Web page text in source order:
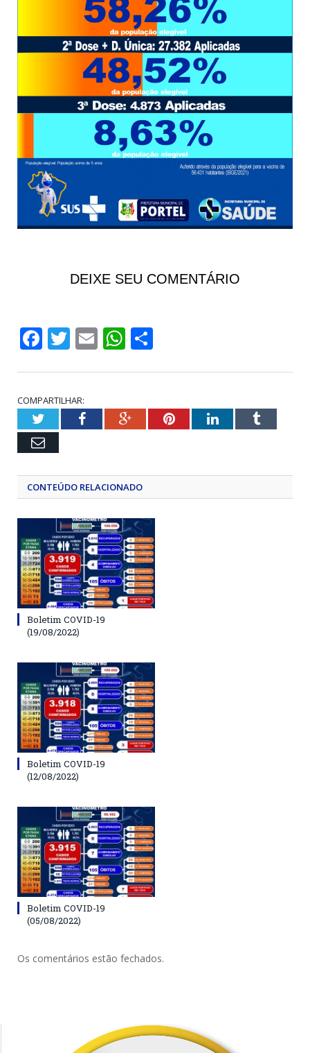
DEIXE SEU COMENTÁRIO
Facebook
Twitter
EmailWhatsApp
COMPARTILHAR:
TwitterFacebookGoogle+PinterestLinkedInTumblr
Email
CONTEÚDO RELACIONADO
Boletim COVID-19
(19/08/2022)
Boletim COVID-19
(12/08/2022)
Boletim COVID-19
(05/08/2022)
Os comentários estão fechados.